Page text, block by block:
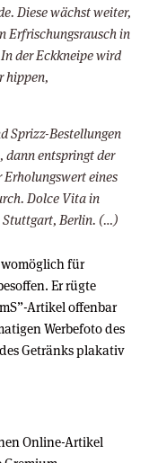
Diese wächst weiter,
Erfrischungsrausch in
der Eckkneipe wird
hippen,
Sprizz-Bestellungen
dann entspringt der
eines
Dolce Vita in
Stuttgart, Berlin. (…)
womöglich für
Er rügte
Artikel offenbar
Werbefoto des
Getränks plakativ
Online-Artikel